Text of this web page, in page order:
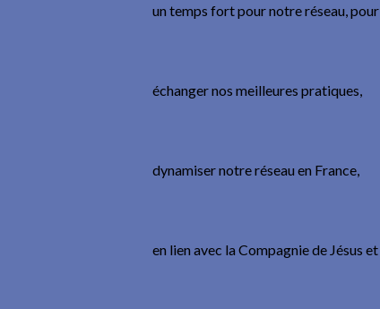
un temps fort pour notre réseau,
échanger nos meilleures pratiques,
dynamiser notre réseau en France,
en lien avec la Compagnie de Jésus